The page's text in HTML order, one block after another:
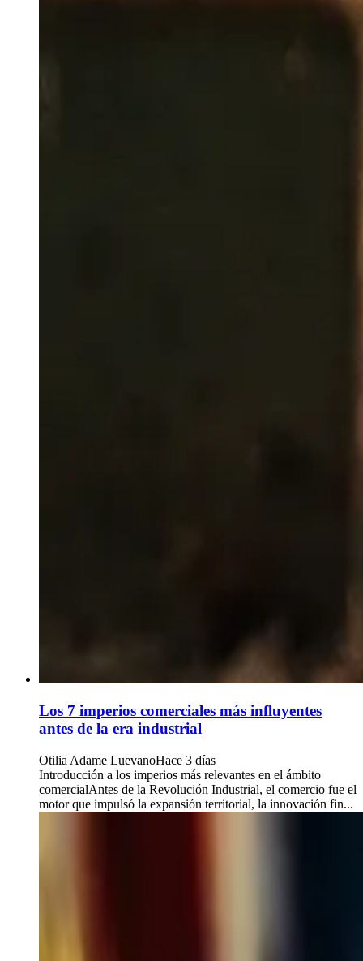
Los 7 imperios comerciales más influyentes
antes de la era industrial
Otilia Adame LuevanoHace 3 días
Introducción a los imperios más relevantes en el ámbito
comercialAntes de la Revolución Industrial, el comercio fue el
motor que impulsó la expansión territorial, la innovación fin...